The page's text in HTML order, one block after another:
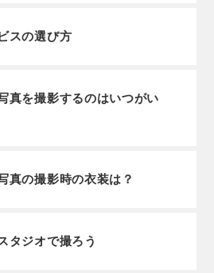
スの選び方
真を撮影するのはいつがい
真の撮影時の衣装は？
タジオで撮ろう